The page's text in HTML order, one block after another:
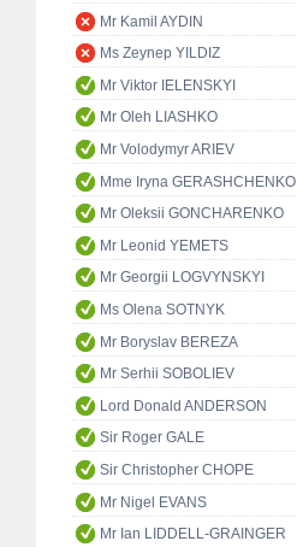
Mr Kamil AYDIN
Ms Zeynep YILDIZ
Mr Viktor IELENSKYI
Mr Oleh LIASHKO
Mr Volodymyr ARIEV
Mme Iryna GERASHCHENKO
Mr Oleksii GONCHARENKO
Mr Leonid YEMETS
Mr Georgii LOGVYNSKYI
Ms Olena SOTNYK
Mr Boryslav BEREZA
Mr Serhii SOBOLIEV
Lord Donald ANDERSON
Sir Roger GALE
Sir Christopher CHOPE
Mr Nigel EVANS
Mr Ian LIDDELL-GRAINGER